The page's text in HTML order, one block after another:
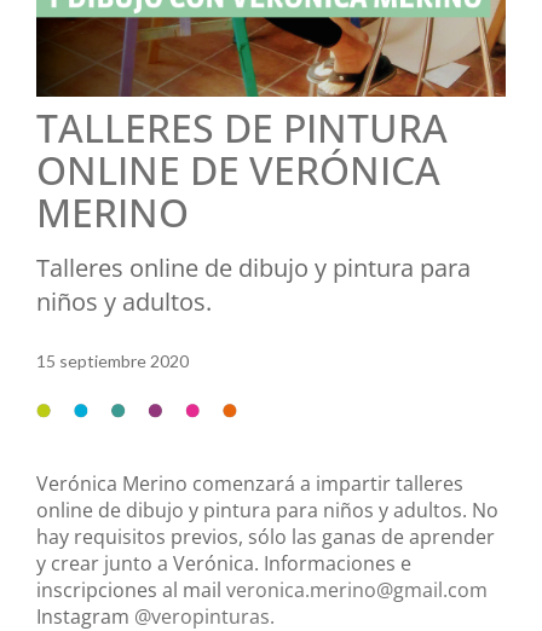
TALLERES DE PINTURA
ONLINE DE VERÓNICA
MERINO
Talleres online de dibujo y pintura para
niños y adultos.
15 septiembre 2020
Verónica Merino comenzará a impartir talleres
online de dibujo y pintura para niños y adultos. No
hay requisitos previos, sólo las ganas de aprender
y crear junto a Verónica. Informaciones e
inscripciones al mail veronica.merino@gmail.com
Instagram @veropinturas.